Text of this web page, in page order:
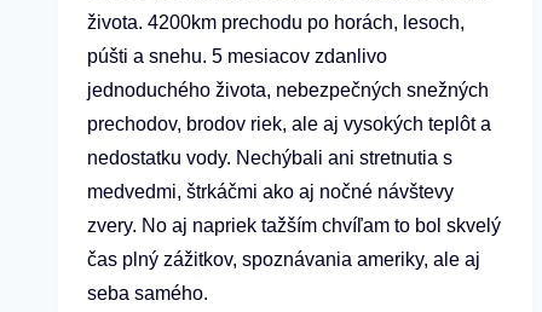
života. 4200km prechodu po horách, lesoch,
púšti a snehu. 5 mesiacov zdanlivo
jednoduchého života, nebezpečných snežných
prechodov, brodov riek, ale aj vysokých teplôt a
nedostatku vody. Nechýbali ani stretnutia s
medvedmi, štrkáčmi ako aj nočné návštevy
zvery. No aj napriek tažším chvíľam to bol skvelý
čas plný zážitkov, spoznávania ameriky, ale aj
seba samého.